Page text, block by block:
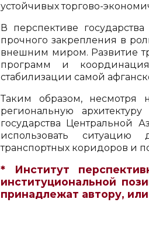
устойчивых торгово-
В перспективе
прочного закрепления в
внешним миром. Развитие
программ и
стабилизации самой
Таким образом, несмотря
региональную
государства Центральной
использовать ситуацию
транспортных коридоров и
* Институт
институциональной
принадлежат автору,